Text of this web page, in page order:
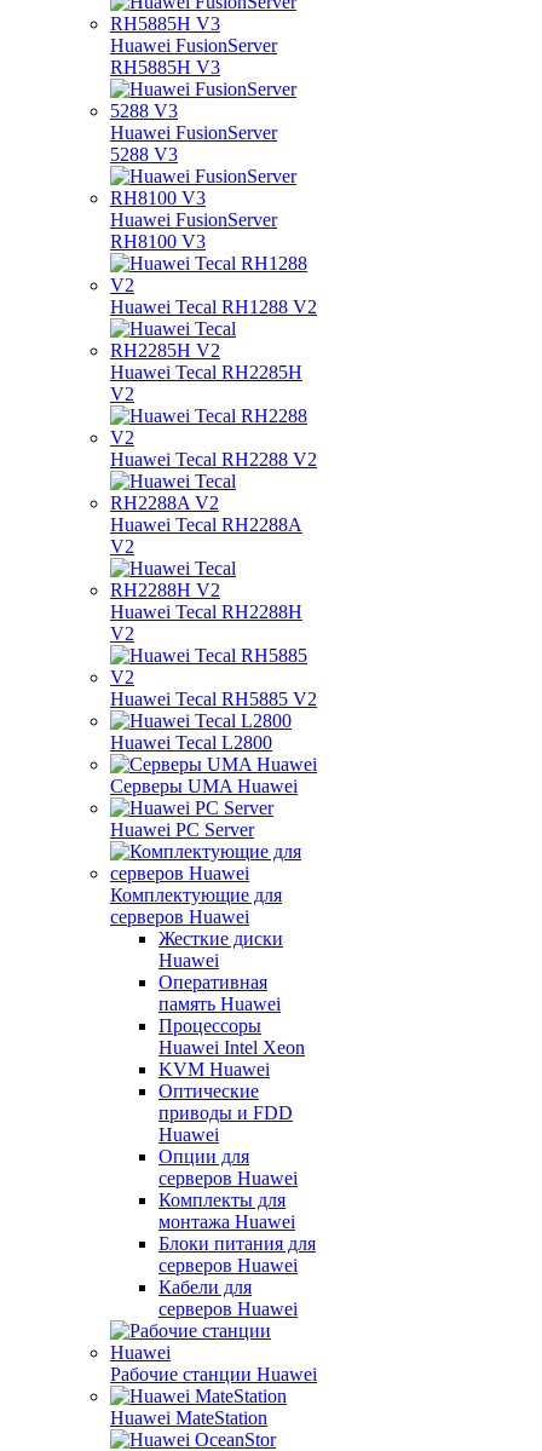
Huawei FusionServer
RH5885H V3
Huawei FusionServer
5288 V3
Huawei FusionServer
RH8100 V3
Huawei Tecal RH1288 V2
Huawei Tecal RH2285H
V2
Huawei Tecal RH2288 V2
Huawei Tecal RH2288A
V2
Huawei Tecal RH2288H
V2
Huawei Tecal RH5885 V2
Huawei Tecal L2800
Серверы UMA Huawei
Huawei PC Server
Комплектующие для
серверов Huawei
Жесткие диски
Huawei
Оперативная
память Huawei
Процессоры
Huawei Intel Xeon
KVM Huawei
Оптические
приводы и FDD
Huawei
Опции для
серверов Huawei
Комплекты для
монтажа Huawei
Блоки питания для
серверов Huawei
Кабели для
серверов Huawei
Рабочие станции Huawei
Huawei MateStation